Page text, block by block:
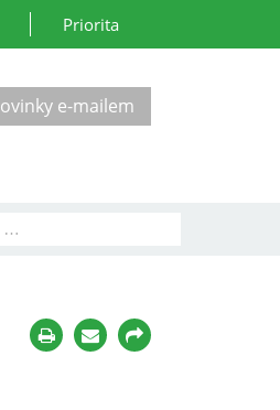
Priorita
e-mailem